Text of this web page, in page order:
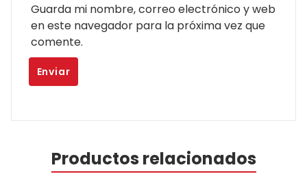
Guarda mi nombre, correo electrónico y web
en este navegador para la próxima vez que
comente.
Productos relacionados